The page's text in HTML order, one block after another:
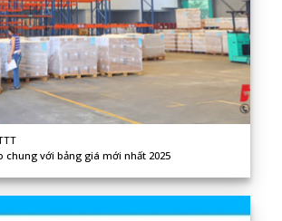
chung với bảng giá mới nhất 2025